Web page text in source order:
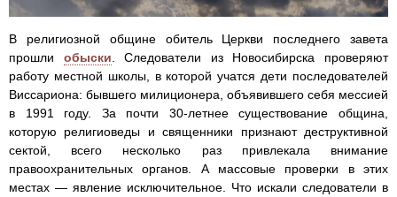
В религиозной общине обитель Церкви последнего завета
прошли обыски. Следователи из Новосибирска проверяют
работу местной школы, в которой учатся дети последователей
Виссариона: бывшего милиционера, объявившего себя мессией
в 1991 году. За почти 30-летнее существование община,
которую религиоведы и священники признают деструктивной
сектой, всего несколько раз привлекала внимание
правоохранительных органов. А массовые проверки в этих
местах — явление исключительное. Что искали следователи в